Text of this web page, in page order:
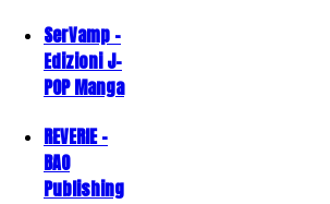
SerVamp -
Edizioni J-
POP Manga
REVERIE -
BAO
Publishing